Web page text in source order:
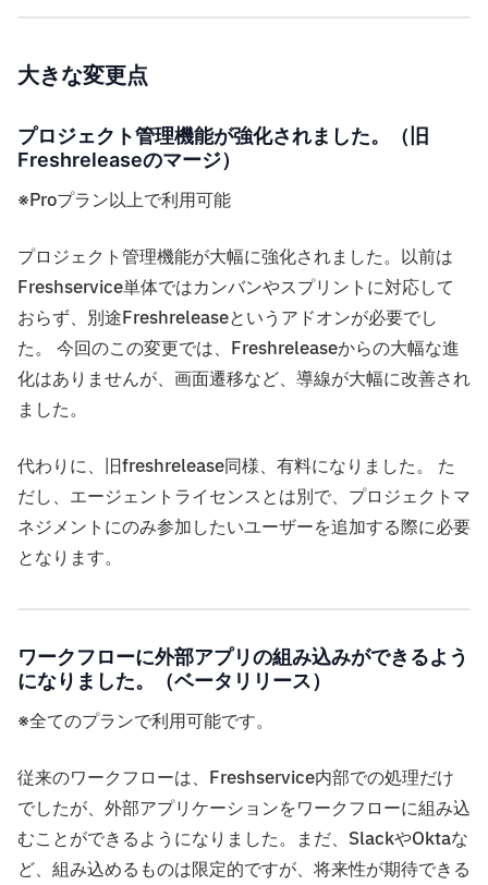
大きな変更点
プロジェクト管理機能が強化されました。（旧
Freshreleaseのマージ）
※Proプラン以上で利用可能
プロジェクト管理機能が大幅に強化されました。以前は
Freshservice単体ではカンバンやスプリントに対応して
おらず、別途Freshreleaseというアドオンが必要でし
た。 今回のこの変更では、Freshreleaseからの大幅な進
化はありませんが、画面遷移など、導線が大幅に改善され
ました。
代わりに、旧freshrelease同様、有料になりました。 た
だし、エージェントライセンスとは別で、プロジェクトマ
ネジメントにのみ参加したいユーザーを追加する際に必要
となります。
ワークフローに外部アプリの組み込みができるよう
になりました。（ベータリリース）
※全てのプランで利用可能です。
従来のワークフローは、Freshservice内部での処理だけ
でしたが、外部アプリケーションをワークフローに組み込
むことができるようになりました。まだ、SlackやOktaな
ど、組み込めるものは限定的ですが、将来性が期待できる